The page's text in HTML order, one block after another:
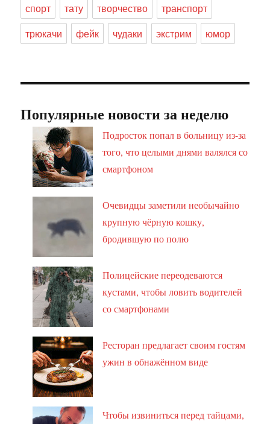
спорт
тату творчество
транспорт
трюкачи
фейк чудаки экстрим юмор
Популярные новости за неделю
Подросток попал в больницу из-за
того, что целыми днями валялся со
смартфоном
Очевидцы заметили необычайно
крупную чёрную кошку,
бродившую по полю
Полицейские переодеваются
кустами, чтобы ловить водителей
со смартфонами
Ресторан предлагает своим гостям
ужин в обнажённом виде
Чтобы извиниться перед тайцами,